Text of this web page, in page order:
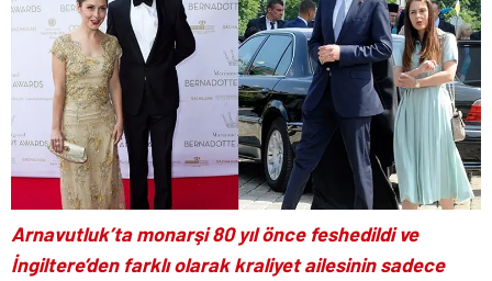
Arnavutluk’ta monarşi 80 yıl önce feshedildi ve
İngiltere’den farklı olarak kraliyet ailesinin sadece